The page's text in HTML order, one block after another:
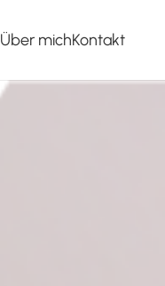
Über michKontakt